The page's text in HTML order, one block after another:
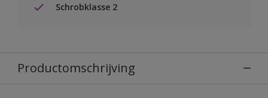
Schrobklasse 2
Productomschrijving